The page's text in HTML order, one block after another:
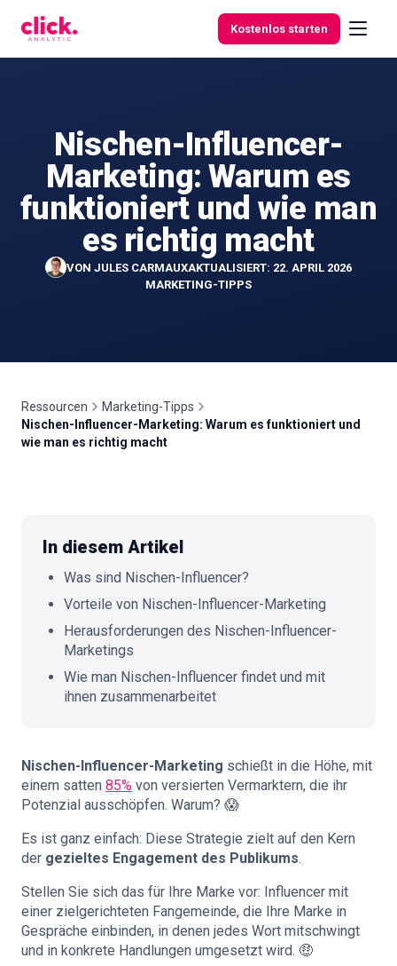
Kostenlos starten
Funktionen
Kostenlose
Tools
🇩🇪DE
Nischen-Influencer-
Marketing: Warum es
funktioniert und wie man
es richtig macht
VON JULES CARMAUXAKTUALISIERT: 22. APRIL 2026
MARKETING-TIPPS
Ressourcen
Marketing-Tipps
Nischen-Influencer-Marketing: Warum es funktioniert und
wie man es richtig macht
In diesem Artikel
Was sind Nischen-Influencer?
Vorteile von Nischen-Influencer-Marketing
Herausforderungen des Nischen-Influencer-
Marketings
Wie man Nischen-Influencer findet und mit
ihnen zusammenarbeitet
Nischen-Influencer-Marketing schießt in die Höhe, mit
einem satten 85% von versierten Vermarktern, die ihr
Potenzial ausschöpfen. Warum? 😱
Es ist ganz einfach: Diese Strategie zielt auf den Kern
der gezieltes Engagement des Publikums.
Stellen Sie sich das für Ihre Marke vor: Influencer mit
einer zielgerichteten Fangemeinde, die Ihre Marke in
Gespräche einbinden, in denen jedes Wort mitschwingt
und in konkrete Handlungen umgesetzt wird. 🤑